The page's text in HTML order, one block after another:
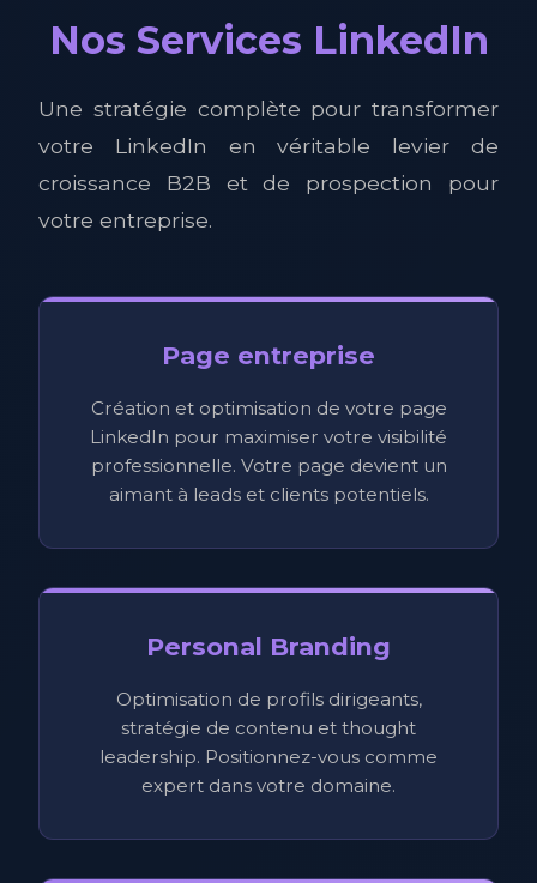
Nos Services LinkedIn
Une stratégie complète pour transformer
votre LinkedIn en véritable levier de
croissance B2B et de prospection pour
votre entreprise.
Page entreprise
Création et optimisation de votre page
LinkedIn pour maximiser votre visibilité
professionnelle. Votre page devient un
aimant à leads et clients potentiels.
Personal Branding
Optimisation de profils dirigeants,
stratégie de contenu et thought
leadership. Positionnez-vous comme
expert dans votre domaine.